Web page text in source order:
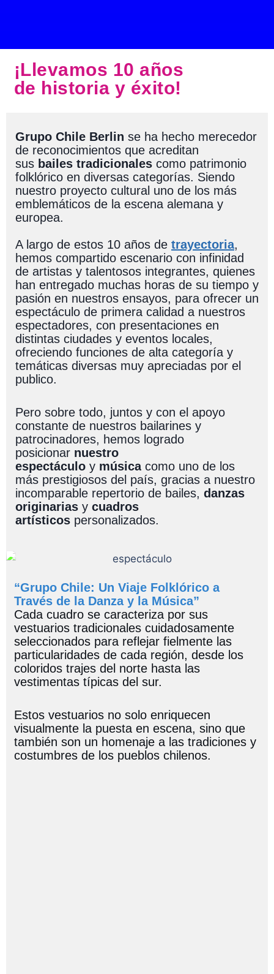
¡Llevamos 10 años
de historia y éxito!
Grupo Chile Berlin se ha hecho merecedor
de reconocimientos que acreditan
sus bailes tradicionales como patrimonio
folklórico en diversas categorías. Siendo
nuestro proyecto cultural uno de los más
emblemáticos de la escena alemana y
europea.
A largo de estos 10 años de trayectoria,
hemos compartido escenario con infinidad
de artistas y talentosos integrantes, quienes
han entregado muchas horas de su tiempo y
pasión en nuestros ensayos, para ofrecer un
espectáculo de primera calidad a nuestros
espectadores, con presentaciones en
distintas ciudades y eventos locales,
ofreciendo funciones de alta categoría y
temáticas diversas muy apreciadas por el
publico.
Pero sobre todo, juntos y con el apoyo
constante de nuestros bailarines y
patrocinadores, hemos logrado
posicionar nuestro
espectáculo y música como uno de los
más prestigiosos del país, gracias a nuestro
incomparable repertorio de bailes, danzas
originarias y cuadros
artísticos personalizados.
“Grupo Chile: Un Viaje Folklórico a
Través de la Danza y la Música”
Cada cuadro se caracteriza por sus
vestuarios tradicionales cuidadosamente
seleccionados para reflejar fielmente las
particularidades de cada región, desde los
coloridos trajes del norte hasta las
vestimentas típicas del sur.
Estos vestuarios no solo enriquecen
visualmente la puesta en escena, sino que
también son un homenaje a las tradiciones y
costumbres de los pueblos chilenos.